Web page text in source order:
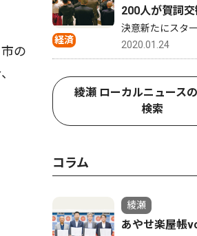
の
経済
200人が賀詞
決意新たにスタ
2020.01.24
綾瀬 ローカルニュース
検索
コラム
綾瀬
あやせ楽屋帳